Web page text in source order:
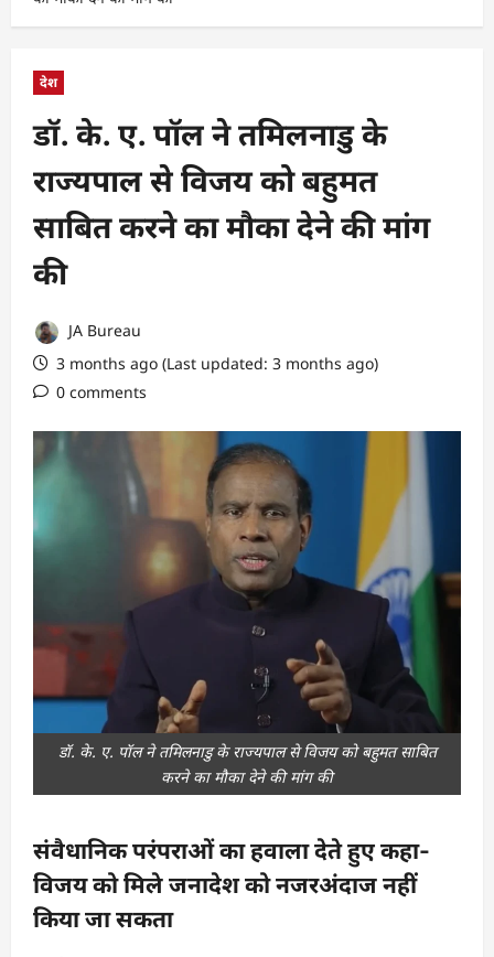
देश
डॉ. के. ए. पॉल ने तमिलनाडु के
राज्यपाल से विजय को बहुमत
साबित करने का मौका देने की मांग
की
JA Bureau
3 months ago (Last updated: 3 months ago)
0 comments
डॉ. के. ए. पॉल ने तमिलनाडु के राज्यपाल से विजय को बहुमत साबित
करने का मौका देने की मांग की
संवैधानिक परंपराओं का हवाला देते हुए कहा-
विजय को मिले जनादेश को नजरअंदाज नहीं
किया जा सकता